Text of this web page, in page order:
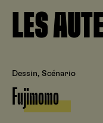
LES
Dessin, Scénario
Fujimomo